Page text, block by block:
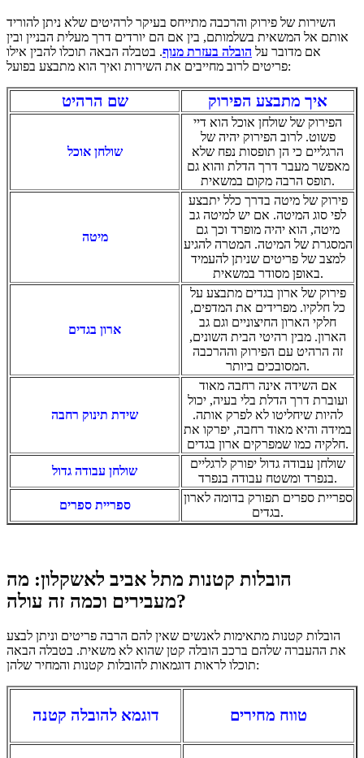
השירות של פירוק והרכבה מתייחס בעיקר לרהיטים שלא ניתן להוריד
אותם אל המשאית בשלמותם, בין אם הם יורדים דרך מעלית הבניין ובין
אם מדובר על הובלה בעזרת מנוף. בטבלה הבאה תוכלו להבין אילו
פריטים לרוב מחייבים את השירות ואיך הוא מתבצע בפועל:
שם הרהיט איך מתבצע הפירוק
שולחן אוכל
הפירוק של שולחן אוכל הוא דיי
פשוט. לרוב הפירוק יהיה של
הרגליים כי הן תופסות נפח שלא
מאפשר מעבר דרך הדלת והוא גם
תופס הרבה מקום במשאית.
מיטה
פירוק של מיטה בדרך כלל יתבצע
לפי סוג המיטה. אם יש למיטה גב
מיטה, הוא יהיה מופרד וכך גם
המסגרת של המיטה. המטרה להגיע
למצב של פריטים שניתן להעמיד
באופן מסודר במשאית.
ארון בגדים
פירוק של ארון בגדים מתבצע על
כל חלקיו. מפרידים את המדפים,
חלקי הארון החיצוניים וגם גב
הארון. מבין רהיטי הבית השונים,
זה הרהיט עם הפירוק וההרכבה
המסובכים ביותר.
שידת תינוק רחבה
אם השידה אינה רחבה מאוד
ועוברת דרך הדלת בלי בעיה, יכול
להיות שיחליטו לא לפרק אותה.
במידה והיא מאוד רחבה, יפרקו את
חלקיה כמו שמפרקים ארון בגדים.
שולחן עבודה גדול
שולחן עבודה גדול יפורק לרגליים
בנפרד ומשטח עבודה בנפרד.
ספריית ספרים
ספריית ספרים תפורק בדומה לארון
בגדים.
הובלות קטנות מתל אביב לאשקלון: מה
מעבירים וכמה זה עולה?
הובלות קטנות מתאימות לאנשים שאין להם הרבה פריטים וניתן לבצע
את ההעברה שלהם ברכב הובלה קטן שהוא לא משאית. בטבלה הבאה
תוכלו לראות דוגמאות להובלות קטנות והמחיר שלהן:
דוגמא להובלה קטנה טווח מחירים